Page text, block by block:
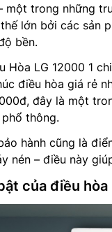
một trong những
lớn bởi các sản
bền.
Hòa LG 12000 1
điều hòa giá rẻ
đây là một
thông.
hành cũng là
nén – điều này
của điều hòa